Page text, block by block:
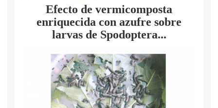
Efecto de vermicomposta
enriquecida con azufre sobre
larvas de Spodoptera...